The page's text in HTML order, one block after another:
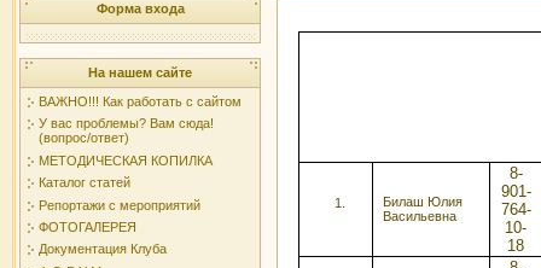
Форма входа
На нашем сайте
ВАЖНО!!! Как работать с сайтом
У вас проблемы? Вам сюда!
(вопрос/ответ)
МЕТОДИЧЕСКАЯ КОПИЛКА
Каталог статей
Репортажи с мероприятий
ФОТОГАЛЕРЕЯ
Документация Клуба
Билаш Юлия
Васильевна
8-
901-
764-
10-
18